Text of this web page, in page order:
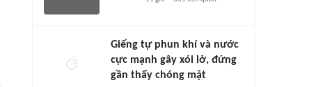
Giếng tự phun khí và nước
cực mạnh gây xói lở, đứng
gần thấy chóng mặt